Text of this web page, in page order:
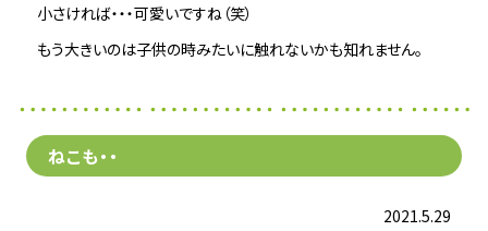
小さければ・・・可愛いですね（笑）
もう大きいのは子供の時みたいに触れないかも知れません。
ねこも・・
2021.5.29